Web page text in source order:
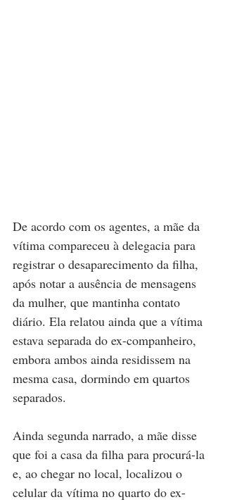
De acordo com os agentes, a mãe da
vítima compareceu à delegacia para
registrar o desaparecimento da filha,
após notar a ausência de mensagens
da mulher, que mantinha contato
diário. Ela relatou ainda que a vítima
estava separada do ex-companheiro,
embora ambos ainda residissem na
mesma casa, dormindo em quartos
separados.
Ainda segunda narrado, a mãe disse
que foi a casa da filha para procurá-la
e, ao chegar no local, localizou o
celular da vítima no quarto do ex-